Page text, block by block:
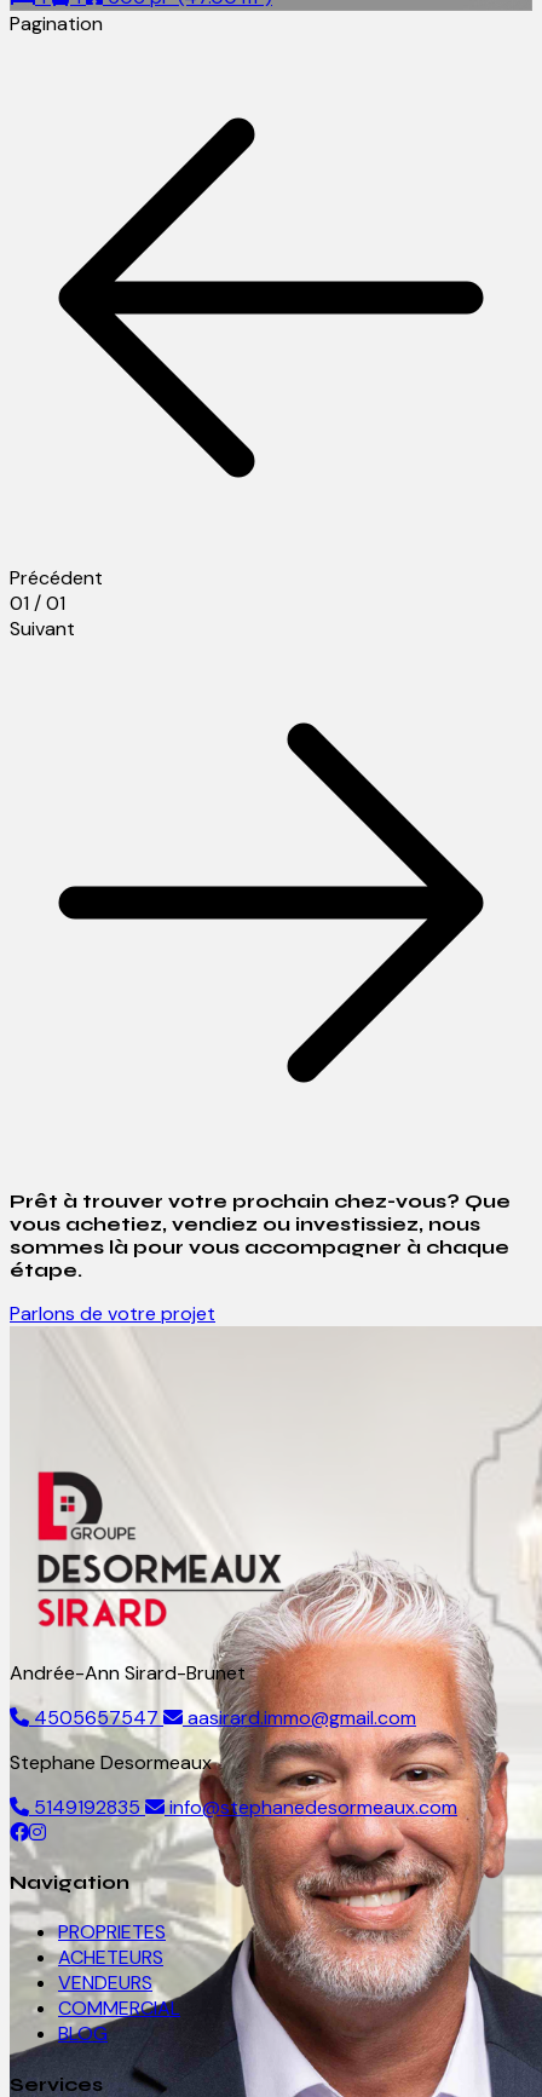
Pagination
Précédent
01 / 01
Suivant
Prêt à trouver votre prochain chez-vous? Que
vous achetiez, vendiez ou investissiez, nous
sommes là pour vous accompagner à chaque
étape.
Parlons de votre projet
Andrée-Ann Sirard-Brunet
4505657547
aasirard.immo@gmail.com
Stephane Desormeaux
5149192835
info@stephanedesormeaux.com
Navigation
PROPRIETES
ACHETEURS
VENDEURS
COMMERCIAL
BLOG
Services